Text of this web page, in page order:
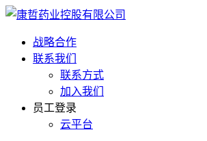
战略合作
联系我们
联系方式
加入我们
员工登录
云平台